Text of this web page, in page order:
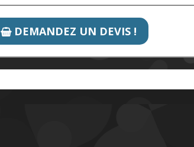
DEMANDEZ UN DEVIS !